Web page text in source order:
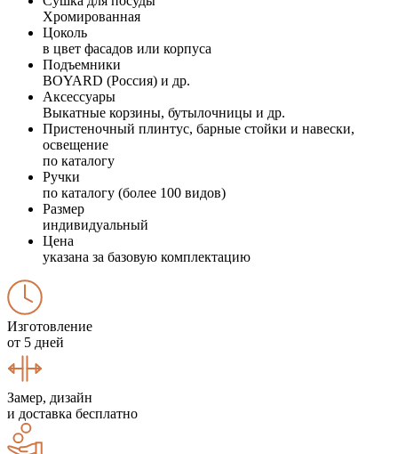
Хромированная
Цоколь
в цвет фасадов или корпуса
Подъемники
BOYARD (Россия) и др.
Аксессуары
Выкатные корзины, бутылочницы и др.
Пристеночный плинтус, барные стойки и навески,
освещение
по каталогу
Ручки
по каталогу (более 100 видов)
Размер
индивидуальный
Цена
указана за базовую комплектацию
Изготовление
от 5 дней
Замер, дизайн
и доставка бесплатно